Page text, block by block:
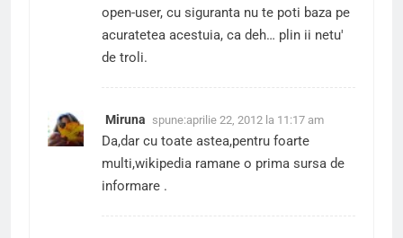
open-user, cu siguranta nu te poti baza pe
acuratetea acestuia, ca deh… plin ii netu'
de troli.
Miruna spune:aprilie 22, 2012 la 11:17 am
Da,dar cu toate astea,pentru foarte
multi,wikipedia ramane o prima sursa de
informare .